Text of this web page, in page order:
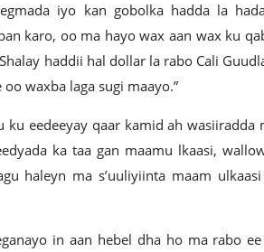
iyo kan gobolka hadda la
karo, oo ma hayo wax aan wax ku
haddii hal dollar la rabo Cali
waxba laga sugi maayo.”
ku eedeeyay qaar kamid ah wasiiradda
ka taa gan maamu lkaasi,
haleyn ma s’uuliyiinta maam
in aan hebel dha ho ma rabo